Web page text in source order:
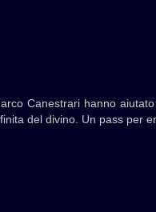
Canestrari hanno
del divino. Un pass per